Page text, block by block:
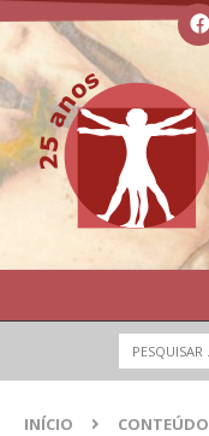
INÍCIO CONTEÚDO